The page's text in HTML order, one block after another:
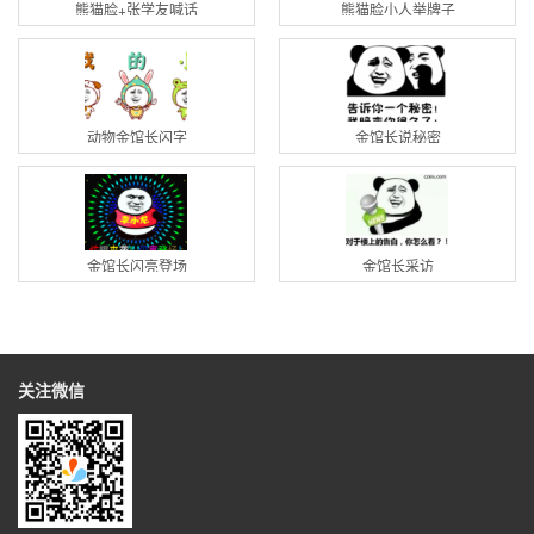
熊猫脸+张学友喊话 熊猫脸小人举牌子
动物金馆长闪字 金馆长说秘密
金馆长闪亮登场 金馆长采访
关注微信